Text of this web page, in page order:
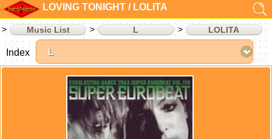
LOVING TONIGHT / LOLITA
Music List L LOLITA
Index